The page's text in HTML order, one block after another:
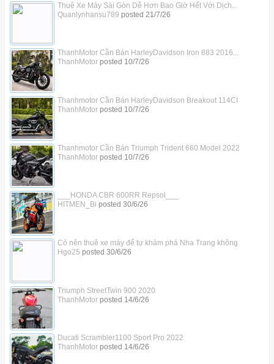
Thuê Xe Máy Sài Gòn Dễ Hơn Bao Giờ Hết Với Dịch...
Quanlynhansu789 posted 21/7/26
ThanhMotor Cần Bán HarleyDavidson Iron 883 2016...
ThanhMotorposted 10/7/26
Thanhmotor Cần Bán HarleyDavidson Breakout 114CI
ThanhMotorposted 10/7/26
Thanhmotor Cần Bán Triumph Trident 660 Model 2022
ThanhMotorposted 10/7/26
___HONDA CBR 600RR Repsol___
HITMEN_Bi posted 30/6/26
Có nên thuê xe máy để tự khám phá Nha Trang không
Hgo25 posted 30/6/26
Triumph StreetTwin 900 2020
ThanhMotorposted 14/6/26
Ducati Scrambler1100 Sport Pro 2022
ThanhMotorposted 14/6/26